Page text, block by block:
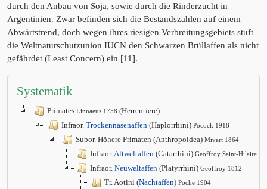
durch den Anbau von Soja, sowie durch die Rinderzucht in
Argentinien. Zwar befinden sich die Bestandszahlen auf einem
Abwärtstrend, doch wegen ihres riesigen Verbreitungsgebiets stuft
die Weltnaturschutzunion IUCN den Schwarzen Brüllaffen als nicht
gefährdet (Least Concern) ein [11].
Systematik
Primates Linnaeus 1758 (Herrentiere)
Infraor. Trockennasenaffen (Haplorrhini) Pocock 1918
Subor. Höhere Primaten (Anthropoidea) Mivart 1864
Infraor.Altweltaffen (Catarrhini) Geoffroy Saint-Hilaire
Infraor. Neuweltaffen (Platyrrhini) Geoffroy 1812
Tr. Aotini (Nachtaffen) Poche 1904